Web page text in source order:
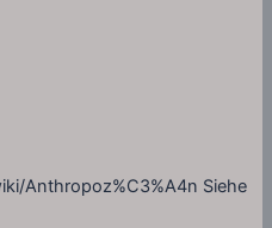
Anthropoz%C3%A4n Siehe